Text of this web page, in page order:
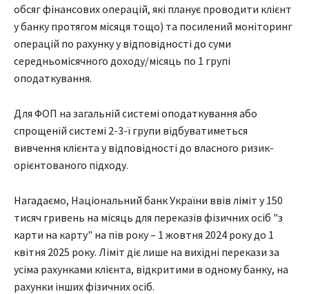
обсяг фінансових операцій, які планує проводити клієнт
у банку протягом місяця тощо) та посилений моніторинг
операцій по рахунку у відповідності до суми
середньомісячного доходу/місяць по 1 групі
оподаткування.
Для ФОП на загальній системі оподаткування або
спрощеній системі 2-3-ї групи відбуватиметься
вивчення клієнта у відповідності до власного ризик-
орієнтованого підходу.
Нагадаємо, Національний банк України ввів ліміт у 150
тисяч гривень на місяць для переказів фізичних осіб "з
карти на карту" на пів року – 1 жовтня 2024 року до 1
квітня 2025 року. Ліміт діє лише на вихідні перекази за
усіма рахунками клієнта, відкритими в одному банку, на
рахунки інших фізичних осіб.